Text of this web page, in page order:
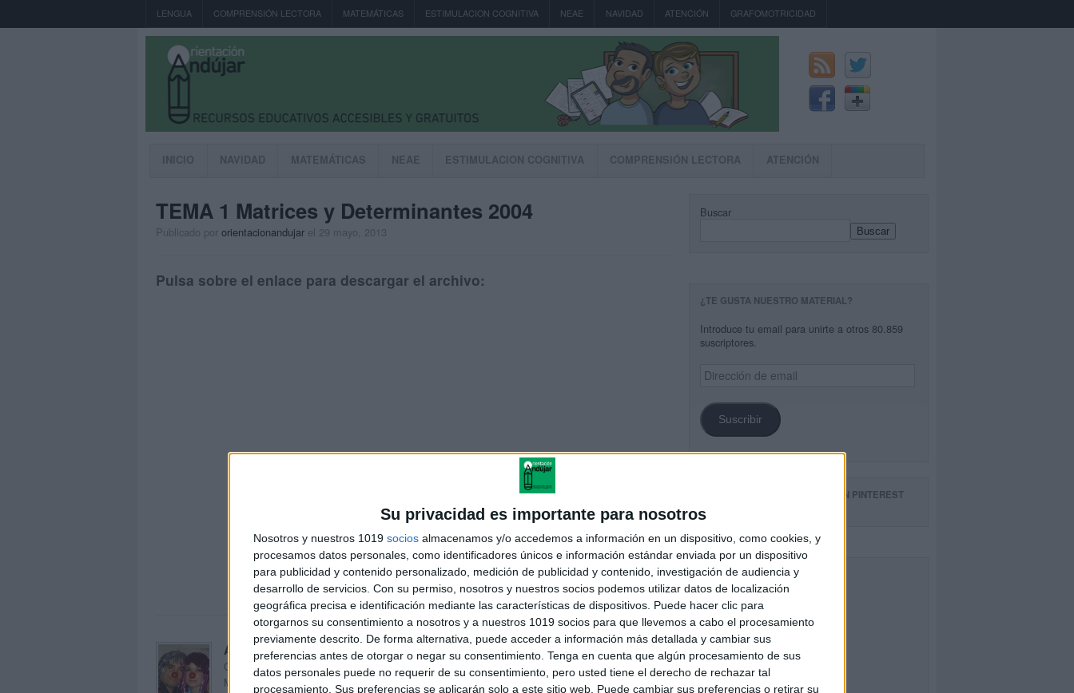
Su privacidad es importante para nosotros
Nosotros y nuestros 1019 socios almacenamos y/o accedemos a información en un dispositivo, como cookies, y
procesamos datos personales, como identificadores únicos e información estándar enviada por un dispositivo
para publicidad y contenido personalizado, medición de publicidad y contenido, investigación de audiencia y
desarrollo de servicios. Con su permiso, nosotros y nuestros socios podemos utilizar datos de localización
geográfica precisa e identificación mediante las características de dispositivos. Puede hacer clic para
otorgarnos su consentimiento a nosotros y a nuestros 1019 socios para que llevemos a cabo el procesamiento
previamente descrito. De forma alternativa, puede acceder a información más detallada y cambiar sus
preferencias antes de otorgar o negar su consentimiento. Tenga en cuenta que algún procesamiento de sus
datos personales puede no requerir de su consentimiento, pero usted tiene el derecho de rechazar tal
procesamiento. Sus preferencias se aplicarán solo a este sitio web. Puede cambiar sus preferencias o retirar su
LENGUA COMPRENSIÓN LECTORA MATEMÁTICAS ESTIMULACION COGNITIVA NEAE NAVIDAD ATENCIÓN GRAFOMOTRICIDAD
INICIO NAVIDAD MATEMÁTICAS NEAE ESTIMULACION COGNITIVA COMPRENSIÓN LECTORA ATENCIÓN
TEMA 1 Matrices y Determinantes 2004
Publicado por orientacionandujar el 29 mayo, 2013
Pulsa sobre el enlace para descargar el archivo:
TEMA 1 Matrices y
Determinantes 2004
Acerca de orientacionandujar
Orientación Andújar no es solo un blog, es la apuesta personal de dos profesores Ginés y
Maribel, que además de ser pareja, son los encargados de los contenidos que encontramos
Buscar
Buscar
¿TE GUSTA NUESTRO MATERIAL?
Introduce tu email para unirte a otros 80.859
suscriptores.
Dirección
de
Suscribir
SIGUE NUESTROS TABLEROS EN PINTEREST
FACEBOOK